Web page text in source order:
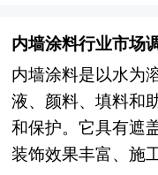
场调研，依据国家
新权威数据，并对
的基础上，通过相
撰写而成。本报告
策及规模、上市公
主要依据了国家统
委、国家经济信息
家海关总署、全国
测中心、中国行业
志的基础信息以及
入了新的活力。这
展的战略要求。未
化、智能化、高性
是建材行业发展的
生产工艺、开发绿
内墙涂料行业市场
内墙涂料是以水为
液、颜料、填料和
和保护。它具有遮
装饰效果丰富、施